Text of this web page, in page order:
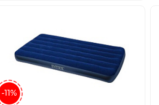
-11%